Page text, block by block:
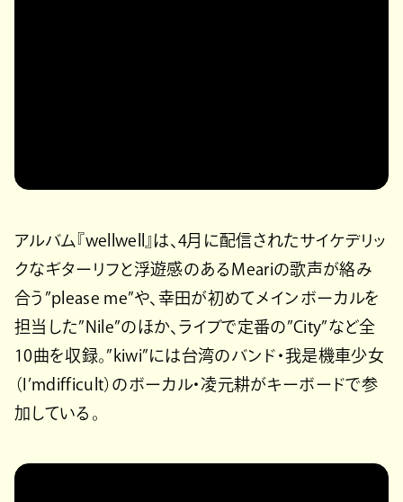
アルバム『wellwell』は、4月に配信されたサイケデリッ
クなギターリフと浮遊感のあるMeariの歌声が絡み
合う”please me”や、幸田が初めてメインボーカルを
担当した”Nile”のほか、ライブで定番の”City”など全
10曲を収録。”kiwi”には台湾のバンド・我是機車少女
（I’mdifficult）のボーカル・凌元耕がキーボードで参
加している。